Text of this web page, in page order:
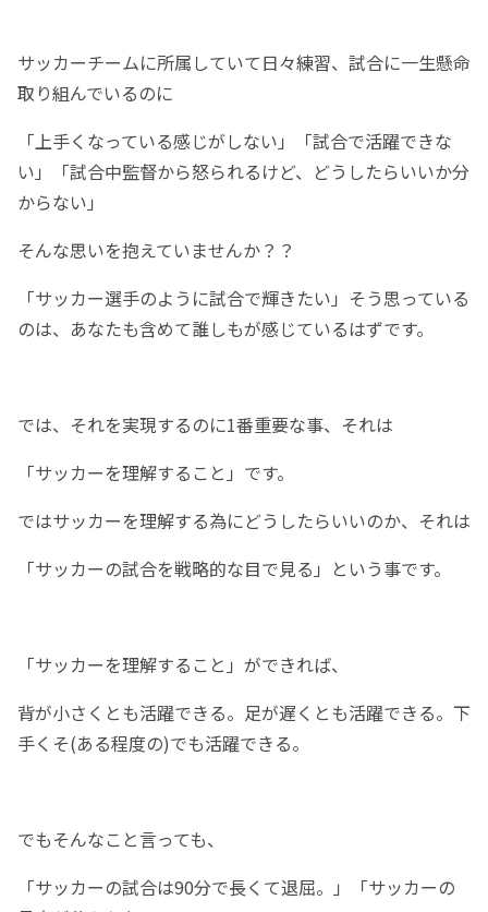
サッカーチームに所属していて日々練習、試合に一生懸命
取り組んでいるのに
「上手くなっている感じがしない」「試合で活躍できな
い」「試合中監督から怒られるけど、どうしたらいいか分
からない」
そんな思いを抱えていませんか？？
「サッカー選手のように試合で輝きたい」そう思っている
のは、あなたも含めて誰しもが感じているはずです。
では、それを実現するのに1番重要な事、それは
「サッカーを理解すること」です。
ではサッカーを理解する為にどうしたらいいのか、それは
「サッカーの試合を戦略的な目で見る」という事です。
「サッカーを理解すること」ができれば、
背が小さくとも活躍できる。足が遅くとも活躍できる。下
手くそ(ある程度の)でも活躍できる。
でもそんなこと言っても、
「サッカーの試合は90分で長くて退屈。」「サッカーの